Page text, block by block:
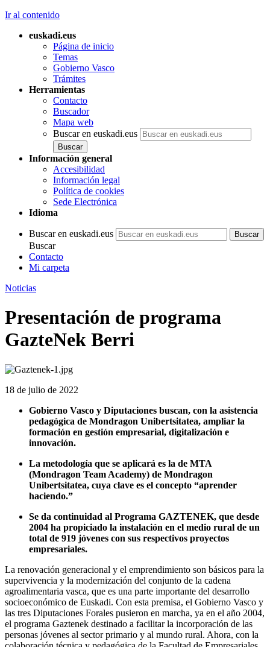
Ir al contenido
euskadi.eus
Página de inicio
Temas
Gobierno Vasco
Trámites
Herramientas
Contacto
Buscador
Mapa web
Buscar en euskadi.eus
Información general
Accesibilidad
Información legal
Política de cookies
Sede Electrónica
Idioma
Buscar en euskadi.eus
Buscar
Contacto
Mi carpeta
Noticias
Presentación de programa
GazteNek Berri
18 de julio de 2022
Gobierno Vasco y Diputaciones buscan, con la asistencia
pedagógica de Mondragon Unibertsitatea, ampliar la
formación en gestión empresarial, digitalización e
innovación.
La metodología que se aplicará es la de MTA
(Mondragon Team Academy) de Mondragon
Unibertsitatea, cuya clave es el concepto “aprender
haciendo.”
Se da continuidad al Programa GAZTENEK, que desde
2004 ha propiciado la instalación en el medio rural de un
total de 919 jóvenes con sus respectivos proyectos
empresariales.
La renovación generacional y el emprendimiento son básicos para la
supervivencia y la modernización del conjunto de la cadena
agroalimentaria vasca, que es una parte importante del desarrollo
socioeconómico de Euskadi. Con esta premisa, el Gobierno Vasco y
las tres Diputaciones Forales pusieron en marcha, ya en el año 2004,
el programa Gaztenek destinado a facilitar la incorporación de las
personas jóvenes al sector primario y al mundo rural. Ahora, con la